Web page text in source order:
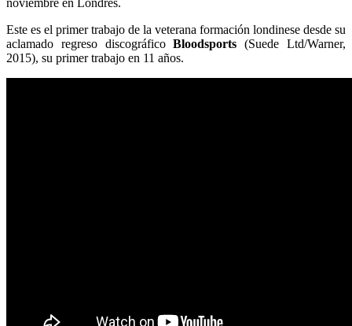
Este es el primer trabajo de la veterana formación londinese desde su
aclamado regreso discográficoBloodsports (Suede Ltd/Warner,
2015), su primer trabajo en 11 años.